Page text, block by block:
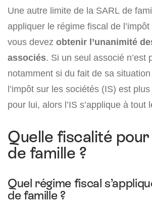
Une autre limite de la SARL de
appliquer le régime fiscal de
vous devez obtenir l’unanimité
associés. Si un seul associé n’est
notamment si du fait de sa
l’impôt sur les sociétés (IS) est
pour lui, alors l’IS s’applique à tout
Quelle fiscalité
de famille ?
Quel régime fiscal
de famille ?